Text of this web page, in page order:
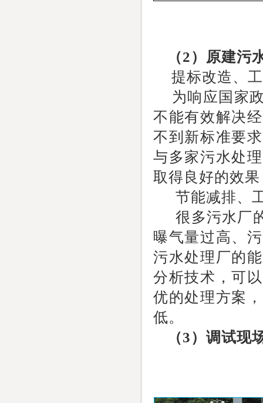
（2）原建污
提标改造、
为响应国家
不能有效解决
不到新标准要
与多家污水处
取得良好的效
节能减排、
很多污水厂
曝气量过高、
污水处理厂的
分析技术，可
优的处理方案
低。
（3）调试现